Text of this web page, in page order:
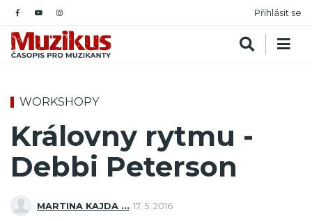
Přihlásit se
WORKSHOPY
Královny rytmu -
Debbi Peterson
MARTINA KAJDA … 17. 5. 2016